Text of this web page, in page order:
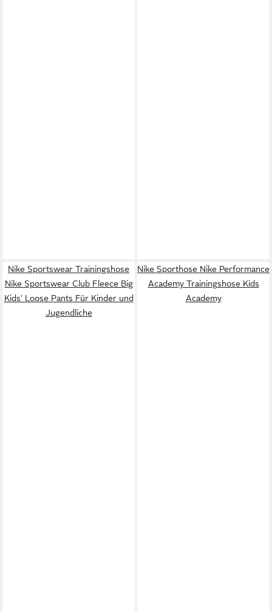
Nike Sportswear Trainingshose
Nike Sportswear Club Fleece Big
Kids' Loose Pants Für Kinder und
Jugendliche
Nike Sporthose Nike Performance
Academy Trainingshose Kids
Academy